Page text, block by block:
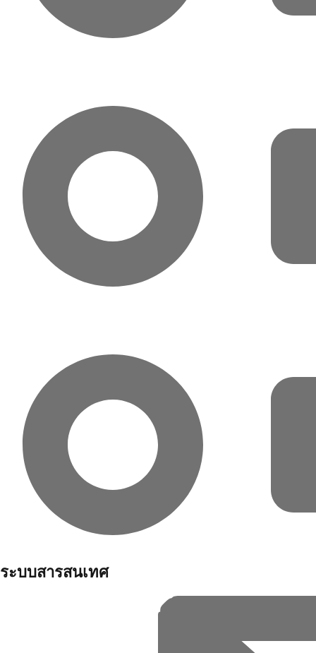
ระบบสารสนเทศ